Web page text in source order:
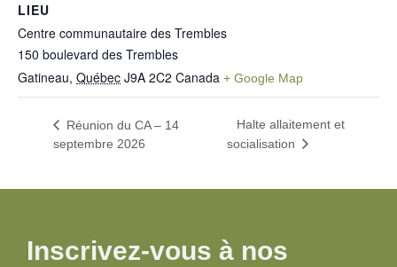
LIEU
Centre communautaire des Trembles
150 boulevard des Trembles
Gatineau, Québec J9A 2C2 Canada + Google Map
Réunion du CA – 14
septembre 2026
Halte allaitement et
socialisation
Inscrivez-vous à nos